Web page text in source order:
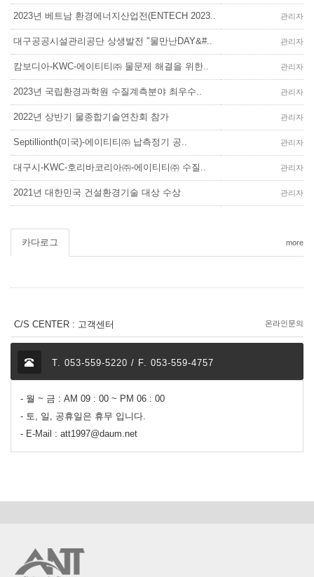
2023년 베트남 환경에너지산업전(ENTECH 2023.. 관리자
대구공공시설관리공단 상생발전 "물만난DAY&#.. 관리자
캄보디아-KWC-에이티티㈜ 물문제 해결을 위한.. 관리자
2023년 국립환경과학원 수질계측분야 최우수.. 관리자
2022년 상반기 물종합기술연찬회 참가 관리자
Septillionth(미국)-에이티티㈜ 납측정기 공.. 관리자
대구시-KWC-호리바코리아㈜-에이티티㈜ 수질.. 관리자
2021년 대한민국 건설환경기술 대상 수상 관리자
카다로그 more
C/S CENTER : 고객센터 온라인문의
T. 053-559-5220 / F. 053-559-4757
- 월 ~ 금 : AM 09 : 00 ~ PM 06 : 00
- 토, 일, 공휴일은 휴무 입니다.
- E-Mail : att1997@daum.net